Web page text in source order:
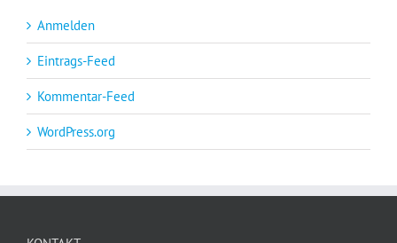
Anmelden
Eintrags-Feed
Kommentar-Feed
WordPress.org